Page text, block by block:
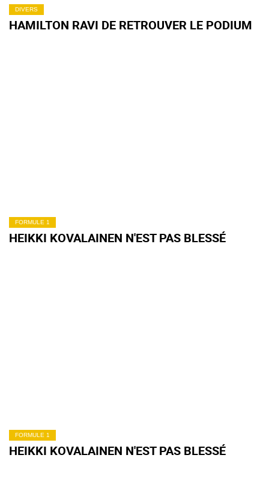
DIVERS
HAMILTON RAVI DE RETROUVER LE PODIUM
FORMULE 1
HEIKKI KOVALAINEN N'EST PAS BLESSÉ
FORMULE 1
HEIKKI KOVALAINEN N'EST PAS BLESSÉ